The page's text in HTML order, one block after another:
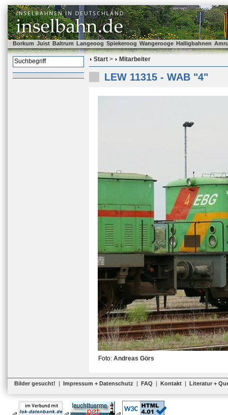
Borkum Juist Baltrum Langeoog Spiekeroog Wangerooge Halligbahnen
Start > Mitarbeiter
LEW 11315 - WAB "4"
Foto: Andreas Görs
Bilder gesucht! | Impressum + Datenschutz | FAQ | Kontakt | Literatur +